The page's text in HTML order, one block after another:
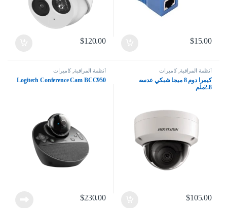
$15.00
$120.00
أنظمة المراقبة كاميرات
كيمرا دوم 8 ميجا شبكي عدسه
2.8ملم
$105.00
أنظمة المراقبة كاميرات
Logitech Conference Cam BCC950
$230.00